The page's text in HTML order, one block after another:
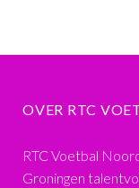
OVER RTC
RTC Voetbal
Groningen